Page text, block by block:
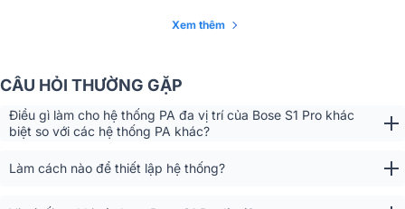
CÔNG TY TNHH UNIVERSAL
từ thương hiệu Mỹ. Sản phẩm được đánh giá là mẫu loa tiêu biểu
Xem thêm
CÂU HỎI THƯỜNG GẶP
Điều gì làm cho hệ thống PA đa vị trí của Bose S1 Pro khác
biệt so với các hệ thống PA khác?
Làm cách nào để thiết lập hệ thống?